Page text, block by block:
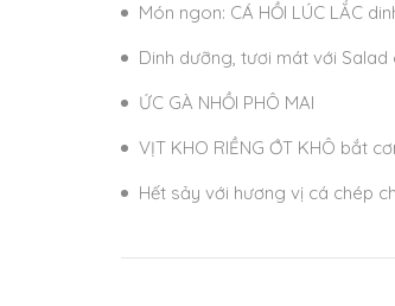
Món ngon: CÁ HỒI LÚC LẮC
Dinh dưỡng, tươi mát với
ỨC GÀ NHỒI PHÔ MAI
VỊT KHO RIỀNG ỚT KHÔ bắt
Hết sảy với hương vị cá chép